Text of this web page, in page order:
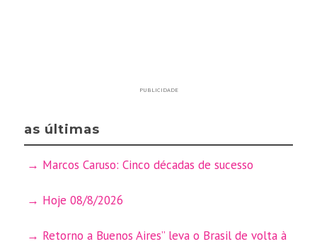
PUBLICIDADE
as últimas
Marcos Caruso: Cinco décadas de sucesso
Hoje 08/8/2026
Retorno a Buenos Aires” leva o Brasil de volta à